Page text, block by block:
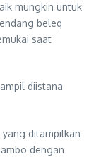
mungkin untuk
beleq
saat
diistana
yang ditampilkan
dengan